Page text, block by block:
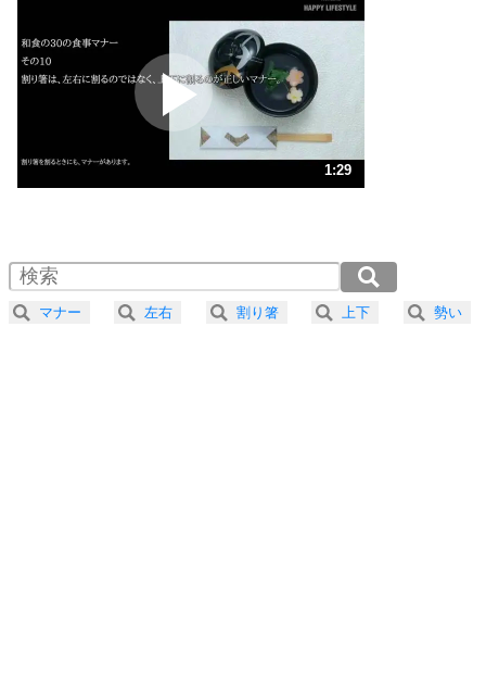
いらいらしない人になる30の方法
プラス思考
ポジティブになれない原因は、行動しないから。
ポジティブ思考になる30の方法
ストレス対策
人生、なんとかなるもの。
気楽に生きる30の方法
4 器の大きい人は、怒りを優しさで表現する。
1:29
2.0倍速 （176KB 44秒）
2.5倍速 （141KB 36秒）
3.0倍速 （118KB 30秒）
マナー 左右 割り箸 上下 勢い